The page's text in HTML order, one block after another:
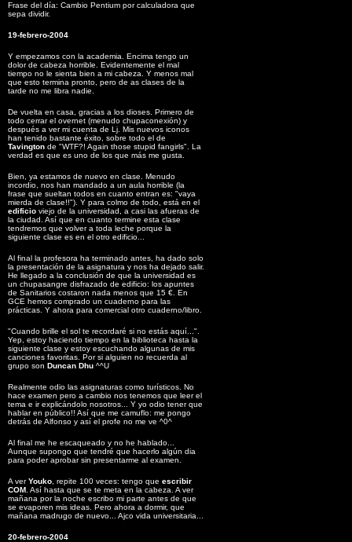
Frase del día: Cambio Pentium por calculadora que
sepa dividir.
19-febrero-2004
Y empezamos con la academia. Encima tengo un
dolor de cabeza horrible. Evidentemente el mal
tiempo no le sienta bien a mi cabeza. Y menos mal
que esto termina pronto, pero de as clases de la
tarde no me libra nadie.
De vuelta en casa, gracias a los dioses. Primero de
todo cerrar el overnet (menudo chupaconexión) y
después a ver mi cuenta de Lj. Mis nuevos iconos
han tenido bastante éxito, sobre todo el de
Tavington de "WTF?! Again those stupid fangirls". La
verdad es que es uno de los que más me gusta.
Bien, ya estamos de nuevo en clase. Menudo
incordio, nos han mandado a un aula horrible (la
frase que sueltan todos en cuanto entran es: "vaya
mierda de clase!!"). Y para colmo de todo, está en el
edificio viejo de la universidad, a casi las afueras de
la ciudad. Así que en cuanto termine esta clase
tendremos que volver a toda leche porque la
siguiente clase es en el otro edificio...
Al final la profesora ha terminado antes, ha dado solo
la presentación de la asignatura y nos ha dejado salir.
He llegado a la conclusión de que la universidad es
un chupasangre disfrazado de edificio: los apuntes
de Sanitarios costaron nada menos que 15 €. En
GCE hemos comprado un cuaderno para las
prácticas. Y ahora para comercial otro cuaderno/libro.
"Cuando brille el sol te recordaré si no estás aquí...".
Yep, estoy haciendo tiempo en la biblioteca hasta la
siguiente clase y estoy escuchando algunas de mis
canciones favoritas. Por si alguien no recuerda al
grupo son Duncan Dhu ^^U
Realmente odio las asignaturas como turísticos. No
hace examen pero a cambio nos tenemos que leer el
tema e ir explicándolo nosotros... Y yo odio tener que
hablar en público!! Así que me camuflo: me pongo
detrás de Alfonso y así el profe no me ve ^0^
Al final me he escaqueado y no he hablado...
Aunque supongo que tendré que hacerlo algún dia
para poder aprobar sin presentarme al examen.
A verYouko , repite 100 veces: tengo que escribir
COM . Así hasta que se te meta en la cabeza. A ver
mañana por la noche escribo mi parte antes de que
se evaporen mis ideas. Pero ahora a dormir, que
mañana madrugo de nuevo... Ajco vida universitaria...
20-febrero-2004